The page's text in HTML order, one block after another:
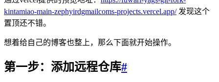
kintamiao-main-zephyirdgmailcoms-projects.vercel.app/发现这个
置顶还不错。
想着给自己的博客也整上，那么下面就开始操作。
第一步：添加远程仓库#